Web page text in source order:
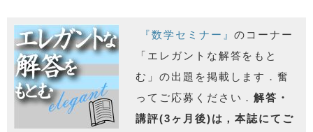
『数学セミナー』のコーナー
「エレガントな解答をもと
む」の出題を掲載します．奮
ってご応募ください．解答・
講評(3ヶ月後)は，本誌にてご